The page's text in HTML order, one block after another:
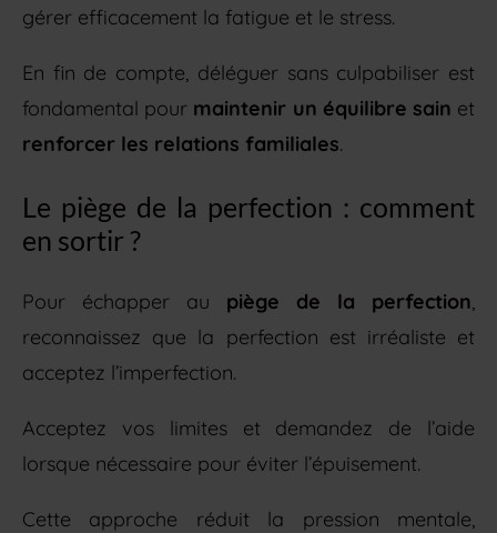
gérer efficacement la fatigue et le stress.
En fin de compte, déléguer sans culpabiliser est
fondamental pour maintenir un équilibre sain et
renforcer les relations familiales.
Le piège de la perfection : comment
en sortir ?
Pour échapper au piège de la perfection,
reconnaissez que la perfection est irréaliste et
acceptez l’imperfection.
Acceptez vos limites et demandez de l’aide
lorsque nécessaire pour éviter l’épuisement.
Cette approche réduit la pression mentale,